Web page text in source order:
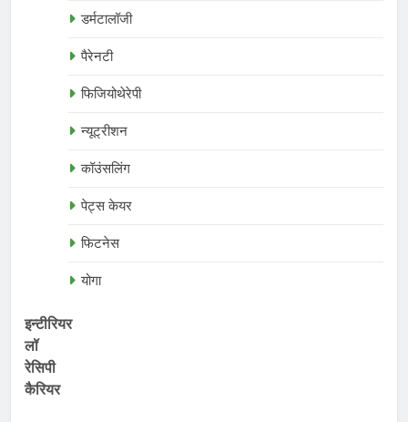
डर्मटालॉजी
पैरेनटी
फिजियोथेरेपी
न्यूट्रीशन
कॉउंसलिंग
पेट्स केयर
फिटनेस
योगा
इन्टीरियर
लॉ
रेसिपी
कैरियर